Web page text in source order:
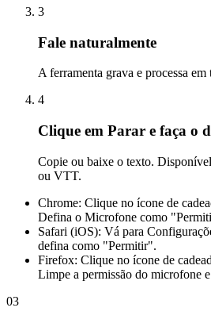
3
Fale naturalmente
A ferramenta grava e processa em
4
Clique em Parar e faça o
Copie ou baixe o texto.
ou VTT.
Chrome: Clique no ícone de
Defina o Microfone como
Safari (iOS): Vá para
defina como "Permitir".
Firefox: Clique no ícone de
Limpe a permissão do microfone
03